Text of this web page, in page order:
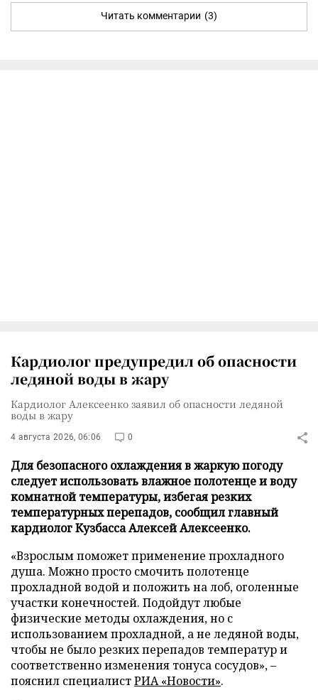
Читать комментарии (3)
Кардиолог предупредил об опасности
ледяной воды в жару
Кардиолог Алексеенко заявил об опасности ледяной
воды в жару
4 августа 2026, 06:06 0
Для безопасного охлаждения в жаркую погоду
следует использовать влажное полотенце и воду
комнатной температуры, избегая резких
температурных перепадов, сообщил главный
кардиолог Кузбасса Алексей Алексеенко.
«Взрослым поможет применение прохладного
душа. Можно просто смочить полотенце
прохладной водой и положить на лоб, оголенные
участки конечностей. Подойдут любые
физические методы охлаждения, но с
использованием прохладной, а не ледяной воды,
чтобы не было резких перепадов температур и
соответственно изменения тонуса сосудов», –
пояснил специалистРИА «Новости».